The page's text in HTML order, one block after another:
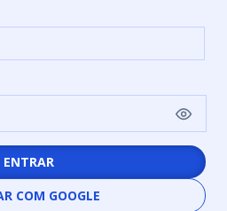
ENTRAR
COM GOOGLE